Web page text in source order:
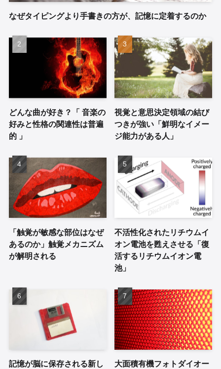
なぜタイピングより手書きの方が、記憶に定着するのか
どんな曲が好き？「 音楽の
好みと性格の関連性は普遍
的 」
視覚と意思決定領域の結び
つきが強い「鮮明なイメー
ジ能力がある人」
「触覚が敏感な部位はなぜ
あるのか」触覚メカニズム
が解明される
不活性化されたリチウムイ
オン電池を甦えさせる「復
活するリチウムイオン電
池」
記憶が脳に保存される新し
大面積有機フォトダイオー